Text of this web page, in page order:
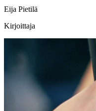
Eija Pietilä
Kirjoittaja